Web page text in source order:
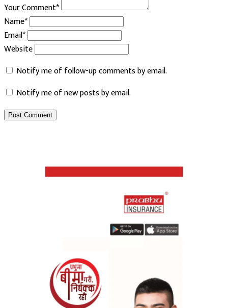
Your Comment*
Name*
Email*
Website
Notify me of follow-up comments by email.
Notify me of new posts by email.